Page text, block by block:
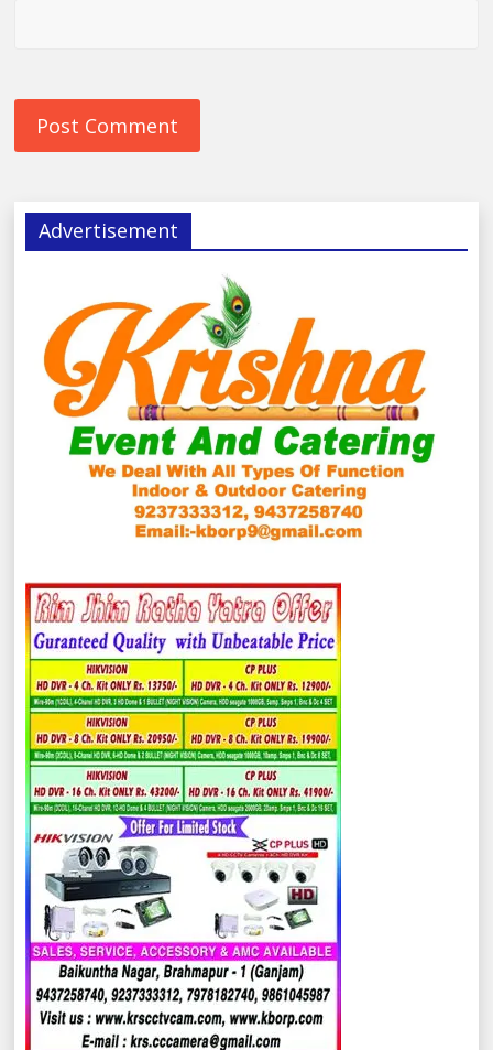
Advertisement